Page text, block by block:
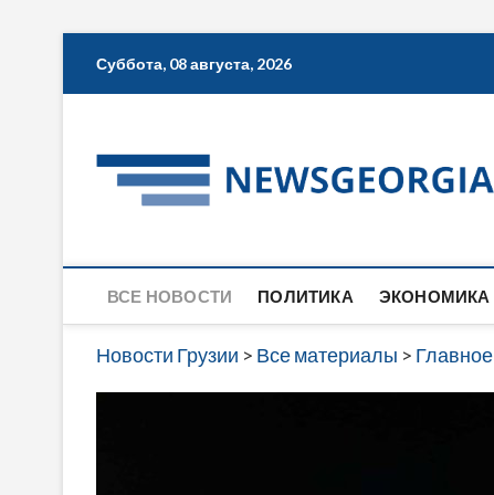
Суббота, 08 августа, 2026
ВСЕ НОВОСТИ ПОЛИТИКА ЭКОНОМИКА
Новости Грузии > Все материалы > Главное